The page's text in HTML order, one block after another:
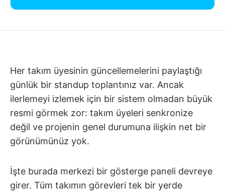
Her takım üyesinin güncellemelerini paylaştığı
günlük bir standup toplantınız var. Ancak
ilerlemeyi izlemek için bir sistem olmadan büyük
resmi görmek zor: takım üyeleri senkronize
değil ve projenin genel durumuna ilişkin net bir
görünümünüz yok.
İşte burada merkezi bir gösterge paneli devreye
girer. Tüm takımın görevleri tek bir yerde